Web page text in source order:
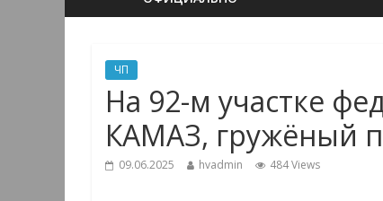
ЧП
На 92-м участке
КАМАЗ, гружёный
09.06.2025 hvadmin 484 Views